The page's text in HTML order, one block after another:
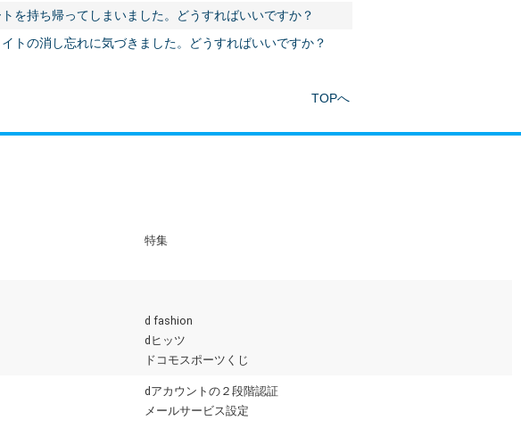
を持ち帰ってしまいました。どうすればいいですか？
トの消し忘れに気づきました。どうすればいいですか？
TOPへ
特集
d fashion
dヒッツ
ドコモスポーツくじ
dアカウントの２段階認証
メールサービス設定